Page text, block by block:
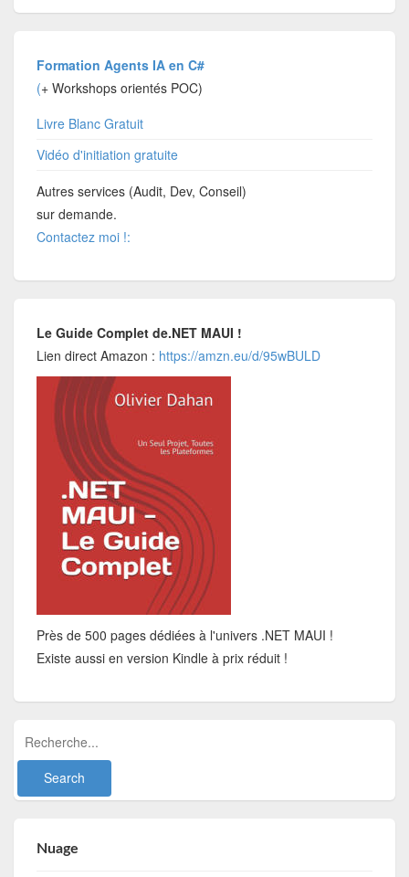
Formation Agents IA en C#
(+ Workshops orientés POC)
Livre Blanc Gratuit
Vidéo d'initiation gratuite
Autres services (Audit, Dev, Conseil)
sur demande.
Contactez moi !:
Le Guide Complet de.NET MAUI !
Lien direct Amazon : https://amzn.eu/d/95wBULD
Près de 500 pages dédiées à l'univers .NET MAUI !
Existe aussi en version Kindle à prix réduit !
Nuage